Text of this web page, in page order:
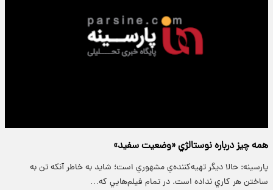
همه چيز درباره نوستالژي «وضعیت سفید»
پارسینه: حالا ديگر تهيه‌كننده‌ي مشهوري است؛ شايد به خاطر آنكه تن به
ساختن هر كاري نداده است. در تمام فيلم‌هايي كه…